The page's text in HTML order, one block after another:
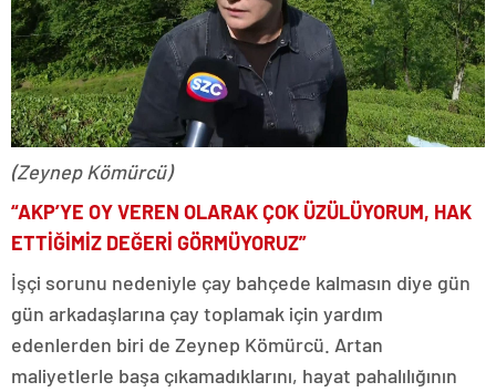
(Zeynep Kömürcü)
“AKP’YE OY VEREN OLARAK ÇOK ÜZÜLÜYORUM, HAK
ETTİĞİMİZ DEĞERİ GÖRMÜYORUZ”
İşçi sorunu nedeniyle çay bahçede kalmasın diye gün
gün arkadaşlarına çay toplamak için yardım
edenlerden biri de Zeynep Kömürcü. Artan
maliyetlerle başa çıkamadıklarını, hayat pahalılığının